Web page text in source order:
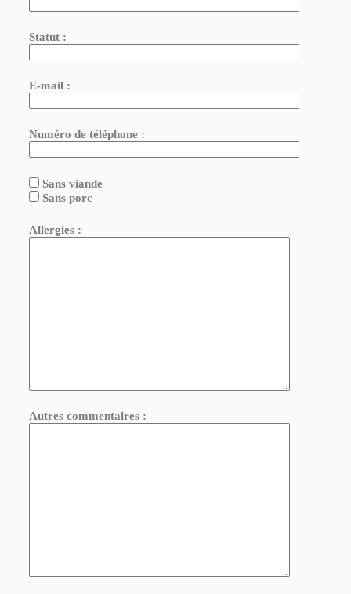
Statut :
E-mail :
Numéro de téléphone :
Sans viande
Sans porc
Allergies :
Autres commentaires :